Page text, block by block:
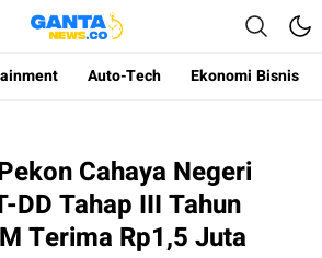
Gantanews
Informasi Membangun Bangsa
Auto-Tech Ekonomi Bisnis
Cahaya Negeri
DD Tahap III Tahun
Terima Rp1,5 Juta